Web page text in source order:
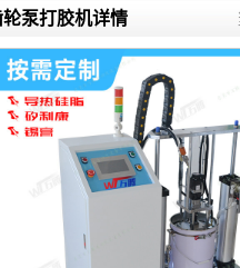
轮泵打胶机详情